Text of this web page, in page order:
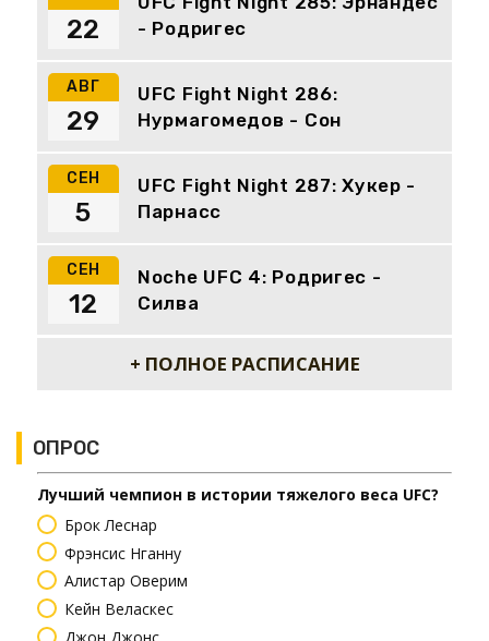
- Родригес
22
АВГ
UFC Fight Night 286:
Нурмагомедов - Сон
29
СЕН
UFC Fight Night 287: Хукер -
Парнасс
5
СЕН
Noche UFC 4: Родригес -
Силва
12
+ ПОЛНОЕ РАСПИСАНИЕ
ОПРОС
Лучший чемпион в истории тяжелого веса UFC?
Брок Леснар
Фрэнсис Нганну
Алистар Оверим
Кейн Веласкес
Джон Джонс